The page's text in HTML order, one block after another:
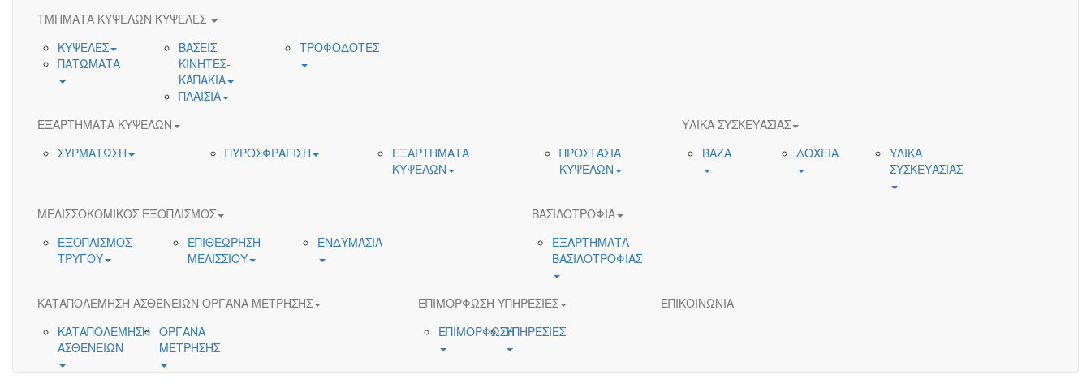
ΤΜΗΜΑΤΑ ΚΥΨΕΛΩΝ ΚΥΨΕΛΕΣ
ΚΥΨΕΛΕΣ
ΠΑΤΩΜΑΤΑ
ΒΑΣΕΙΣ
ΚΙΝΗΤΕΣ-
ΚΑΠΑΚΙΑ
ΠΛΑΙΣΙΑ
ΤΡΟΦΟΔΟΤΕΣ
ΕΞΑΡΤΗΜΑΤΑ ΚΥΨΕΛΩΝ
ΣΥΡΜΑΤΩΣΗ
ΠΥΡΟΣΦΡΑΓΙΣΗ
ΕΞΑΡΤΗΜΑΤΑ
ΚΥΨΕΛΩΝ
ΠΡΟΣΤΑΣΙΑ
ΚΥΨΕΛΩΝ
ΥΛΙΚΑ ΣΥΣΚΕΥΑΣΙΑΣ
ΒΑΖΑ
ΔΟΧΕΙΑ
ΥΛΙΚΑ
ΣΥΣΚΕΥΑΣΙΑΣ
ΜΕΛΙΣΣΟΚΟΜΙΚΟΣ ΕΞΟΠΛΙΣΜΟΣ
ΕΞΟΠΛΙΣΜΟΣ
ΤΡΥΓΟΥ
ΕΠΙΘΕΩΡΗΣΗ
ΜΕΛΙΣΣΙΟΥ
ΕΝΔΥΜΑΣΙΑ
ΒΑΣΙΛΟΤΡΟΦΙΑ
ΕΞΑΡΤΗΜΑΤΑ
ΒΑΣΙΛΟΤΡΟΦΙΑΣ
ΚΑΤΑΠΟΛΕΜΗΣΗ ΑΣΘΕΝΕΙΩΝ ΟΡΓΑΝΑ ΜΕΤΡΗΣΗΣ
ΚΑΤΑΠΟΛΕΜΗΣΗ
ΑΣΘΕΝΕΙΩΝ
ΟΡΓΑΝΑ
ΜΕΤΡΗΣΗΣ
ΕΠΙΜΟΡΦΩΣΗ ΥΠΗΡΕΣΙΕΣ
ΕΠΙΜΟΡΦΩΣΗΥΠΗΡΕΣΙΕΣ
ΕΠΙΚΟΙΝΩΝΙΑ